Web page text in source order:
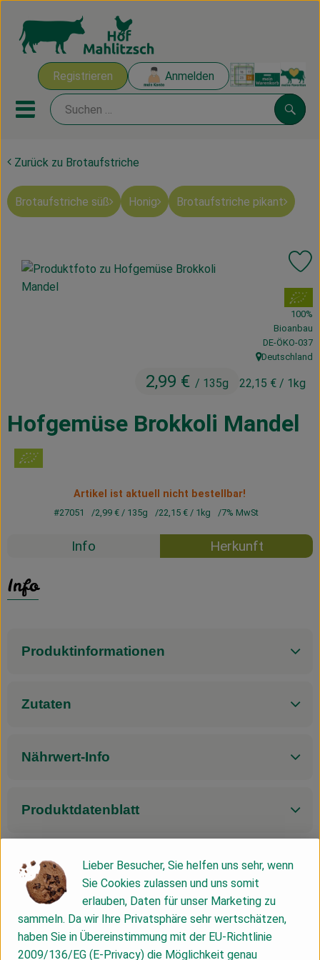
Registrieren Anmelden
Mobiles Menu öffnen oder
Ökokisten
Mahlitzscher Produkte
Ökokisten
Haus, Garten & Co.
Lieferservice
Neues vom Hof
Zurück zu Brotaufstriche
Brotaufstriche süß Honig Brotaufstriche pikant
Hofgemüse Brokkoli Mandel
2,99 € / 135g 22,15 € / 1kg
, Verband:
100%
Bioanbau
,DE-ÖKO-037
, Herkunft:
Deutschland
Artikel ist aktuell nicht bestellbar!
#27051 2,99 €/ 135g 22,15 €/ 1kg 7% MwSt
Info Herkunft
Info
Produktinformationen
Zutaten
Nährwert-Info
Produktdatenblatt
Herkunft
Hersteller: Allos
Deutschland
Lieber Besucher, Sie helfen uns sehr, wenn
Sie Cookies zulassen und uns somit
erlauben, Daten für unser Marketing zu
sammeln. Da wir Ihre Privatsphäre sehr wertschätzen,
haben Sie in Übereinstimmung mit der EU-Richtlinie
2009/136/EG (E-Privacy) die Möglichkeit genau